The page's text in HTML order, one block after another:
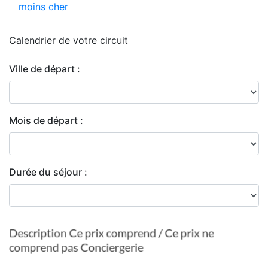
moins cher
Calendrier de votre circuit
Ville de départ :
Mois de départ :
Durée du séjour :